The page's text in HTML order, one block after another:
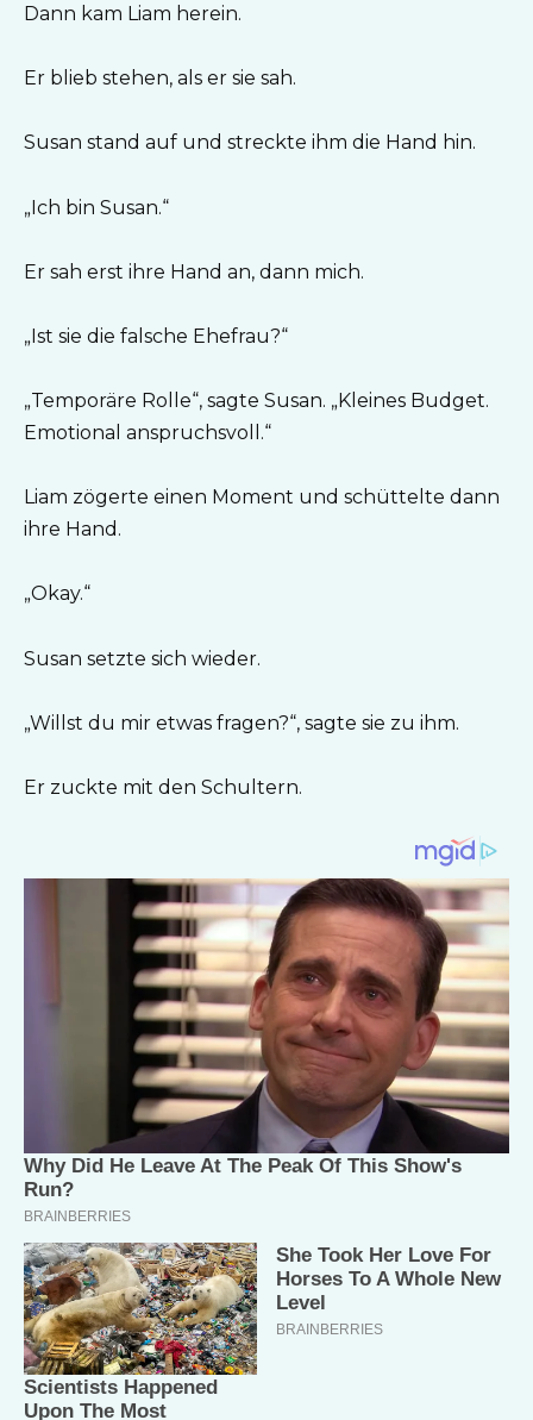
Dann kam Liam herein.
Er blieb stehen, als er sie sah.
Susan stand auf und streckte ihm die Hand hin.
„Ich bin Susan.“
Er sah erst ihre Hand an, dann mich.
„Ist sie die falsche Ehefrau?“
„Temporäre Rolle“, sagte Susan. „Kleines Budget.
Emotional anspruchsvoll.“
Liam zögerte einen Moment und schüttelte dann
ihre Hand.
„Okay.“
Susan setzte sich wieder.
„Willst du mir etwas fragen?“, sagte sie zu ihm.
Er zuckte mit den Schultern.